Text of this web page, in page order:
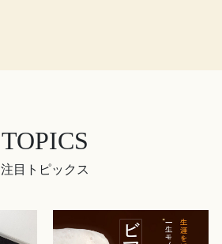
TOPICS
注目トピックス